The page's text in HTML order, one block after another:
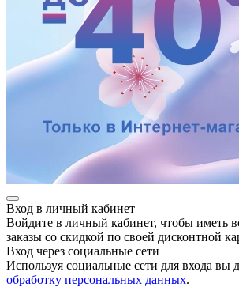
Вход в личный кабинет
Войдите в личный кабинет, чтобы иметь
заказы со скидкой по своей дисконтной
Вход через социальные сети
Используя социальные сети для входа вы
обработку персональных данных.